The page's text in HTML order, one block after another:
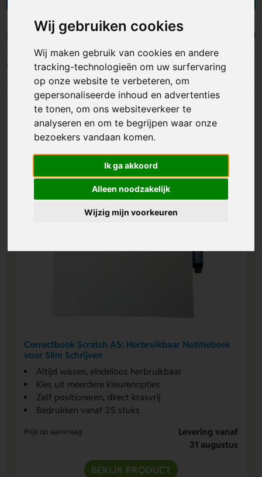
Wij gebruiken cookies
Wij maken gebruik van cookies en andere
tracking-technologieën om uw surfervaring
op onze website te verbeteren, om
gepersonaliseerde inhoud en advertenties
te tonen, om ons websiteverkeer te
analyseren en om te begrijpen waar onze
bezoekers vandaan komen.
Ik ga akkoord
Alleen noodzakelijk
Wijzig mijn voorkeuren
zijn verkrijgbaar in diverse formaten, zoals
A7-formaat
. Je kunt de omslag en de vellen
van de notitieboekjes laten bedrukken met een
logo, bedrijfsnaam of andere ontwerp opdruk in
full colour. Met bedrukte notitieboekjes zijn
effectief als promotiemateriaal of relatiegeschenk
vanwege de regelmatige bruikbaarheid en ruime
zichtbaarheid van de opdruk!
Correctbook bedrukken
Filters
Correctbook Scratch A5: Herbruikbaar Notitieboek
voor Slim Schrijven
Altijd wissen, eindeloos herbruikbaar
Kies uit meerdere kleurenopties
Zelf positioneren, direct krasvrij
Bedrukken vanaf 25 stuks
Prijs op aanvraag
Levering vanaf
31 augustus
BEKIJK PRODUCT